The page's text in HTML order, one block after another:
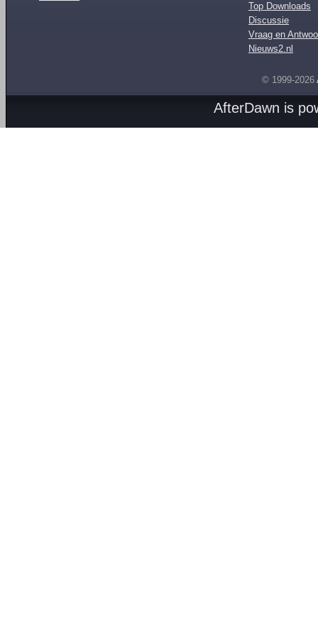
Top Downloads
Discussie
Vraag en
Nieuws2.nl
© 1999-2026
AfterDawn is